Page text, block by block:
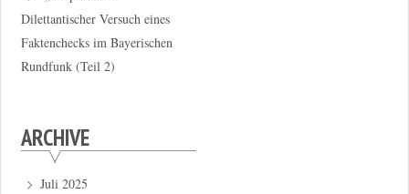
Dilettantischer Versuch eines
Faktenchecks im Bayerischen
Rundfunk (Teil 2)
ARCHIVE
Juli 2025